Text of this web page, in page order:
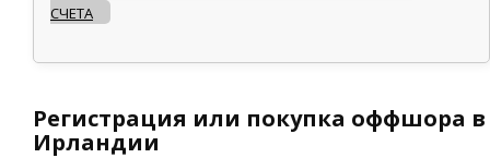
СЧЕТА
Регистрация или покупка оффшора в
Ирландии